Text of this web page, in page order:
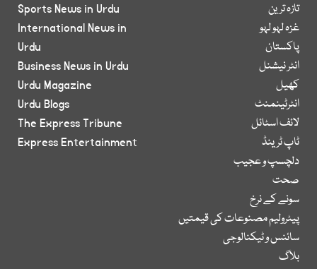
تازہ ترین
غزہ لہو لہو
پاکستان
انٹر نیشنل
کھیل
انٹرٹینمنٹ
لائف اسٹائل
ٹاپ ٹرینڈ
دلچسپ و عجیب
صحت
سونے کے نرخ
پیٹرولیم مصنوعات کی قیمتیں
سائنس و ٹیکنالوجی
بلاگ
Sports News in Urdu
International News in
Urdu
Business News in Urdu
Urdu Magazine
Urdu Blogs
The Express Tribune
Express Entertainment